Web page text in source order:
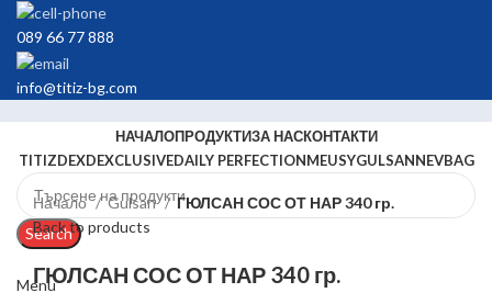
089 66 77 888
info@titiz-bg.com
НАЧАЛОПРОДУКТИЗА НАСКОНТАКТИ
TITIZDEXDEXCLUSIVEDAILY PERFECTIONMEUSYGULSANNEVBAG
Search
Menu
Начало Gulsan
ГЮЛСАН СОС ОТ НАР 340 гр.
Back to products
ГЮЛСАН СОС ОТ НАР 340 гр.